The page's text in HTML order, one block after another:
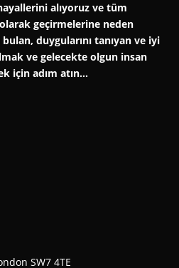
alıyoruz ve tüm
geçirmelerine neden
duygularını tanıyan ve iyi
ve gelecekte olgun insan
için adım atın…
SW7 4TE